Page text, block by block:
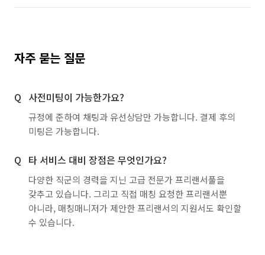
자주 묻는 질문
사전미팅이 가능한가요?
규정에 준하여 채팅과 유선상담만 가능합니다. 결제 후의
미팅은 가능합니다.
타 서비스 대비 장점은 무엇인가요?
다양한 직군의 경력을 지닌 고급 전문가 프리랜서풀을
갖추고 있습니다. 그리고 직접 매칭 요청한 프리랜서뿐
아니라, 매칭매니저가 제안한 프리랜서의 지원서도 확인할
수 있습니다.